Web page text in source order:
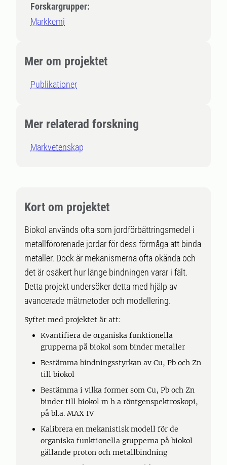
Forskargrupper:
Markkemi
Mer om projektet
Publikationer
Mer relaterad forskning
Markvetenskap
Kort om projektet
Biokol används ofta som jordförbättringsmedel i
metallförorenade jordar för dess förmåga att binda
metaller. Dock är mekanismerna ofta okända och
det är osäkert hur länge bindningen varar i fält.
Detta projekt undersöker detta med hjälp av
avancerade mätmetoder och modellering.
Syftet med projektet är att:
Kvantifiera de organiska funktionella
grupperna på biokol som binder metaller
Bestämma bindningsstyrkan av Cu, Pb och Zn
till biokol
Bestämma i vilka former som Cu, Pb och Zn
binder till biokol m h a röntgenspektroskopi,
på bl.a. MAX IV
Kalibrera en mekanistisk modell för de
organiska funktionella grupperna på biokol
gällande proton och metallbindning